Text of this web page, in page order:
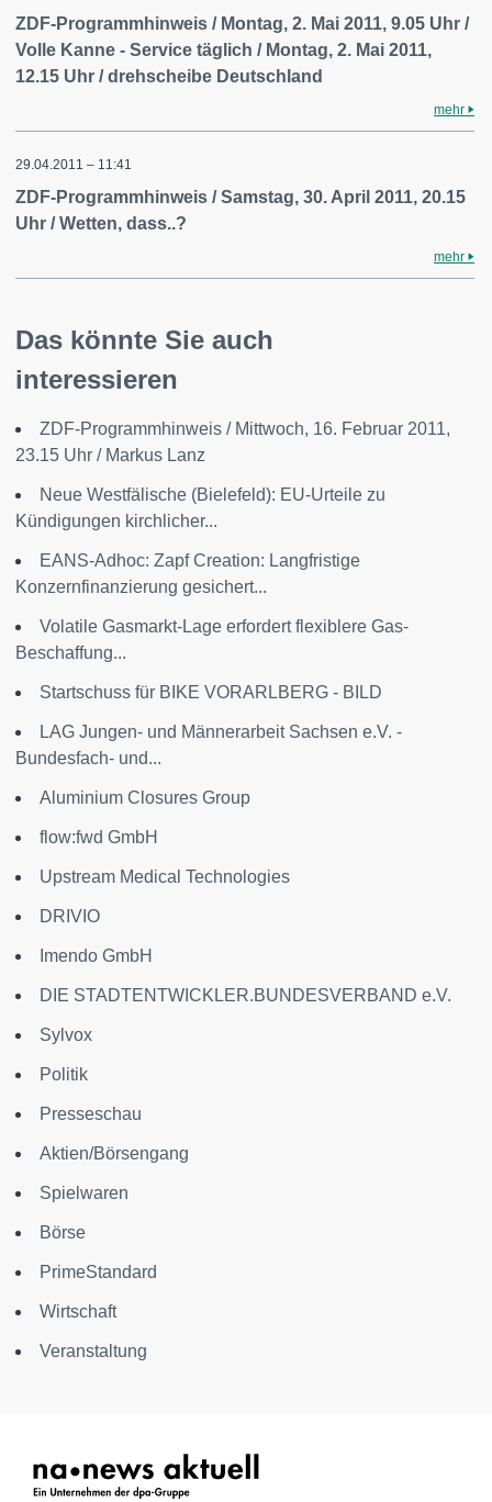
ZDF-Programmhinweis / Montag, 2. Mai 2011, 9.05 Uhr /
Volle Kanne - Service täglich / Montag, 2. Mai 2011,
12.15 Uhr / drehscheibe Deutschland
mehr
29.04.2011 – 11:41
ZDF-Programmhinweis / Samstag, 30. April 2011, 20.15
Uhr / Wetten, dass..?
mehr
Das könnte Sie auch
interessieren
ZDF-Programmhinweis / Mittwoch, 16. Februar 2011,
23.15 Uhr / Markus Lanz
Neue Westfälische (Bielefeld): EU-Urteile zu
Kündigungen kirchlicher...
EANS-Adhoc: Zapf Creation: Langfristige
Konzernfinanzierung gesichert...
Volatile Gasmarkt-Lage erfordert flexiblere Gas-
Beschaffung...
Startschuss für BIKE VORARLBERG - BILD
LAG Jungen- und Männerarbeit Sachsen e.V. -
Bundesfach- und...
Aluminium Closures Group
flow:fwd GmbH
Upstream Medical Technologies
DRIVIO
Imendo GmbH
DIE STADTENTWICKLER.BUNDESVERBAND e.V.
Sylvox
Politik
Presseschau
Aktien/Börsengang
Spielwaren
Börse
PrimeStandard
Wirtschaft
Veranstaltung